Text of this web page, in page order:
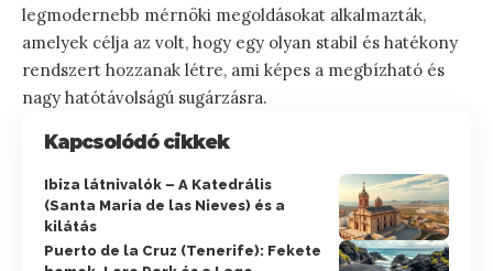
legmodernebb mérnöki megoldásokat alkalmazták,
amelyek célja az volt, hogy egy olyan stabil és hatékony
rendszert hozzanak létre, ami képes a megbízható és
nagy hatótávolságú sugárzásra.
Kapcsolódó cikkek
Ibiza látnivalók – A Katedrális
(Santa Maria de las Nieves) és a
kilátás
Puerto de la Cruz (Tenerife): Fekete